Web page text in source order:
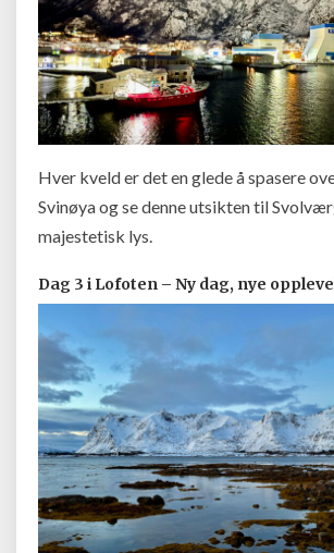
Hver kveld er det en glede å spasere
Svinøya og se denne utsikten til
majestetisk lys.
Dag 3 i Lofoten – Ny dag, nye